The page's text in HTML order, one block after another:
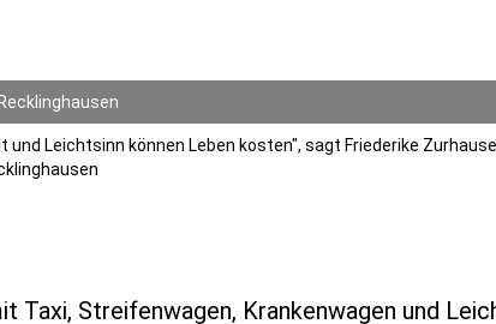
und Leichtsinn können Leben kosten", sagt Friederike
Taxi, Streifenwagen, Krankenwagen und